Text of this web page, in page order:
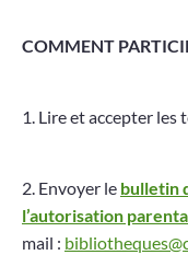
COMMENT
1. Lire et accepter les
2. Envoyer le bulletin
l’autorisation
mail :